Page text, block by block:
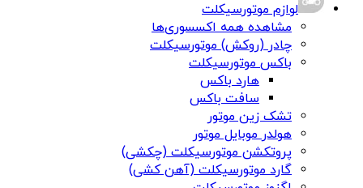
لوازم موتورسیکلت
مشاهده همه اکسسوری‌ها
چادر (روکش) موتورسیکلت
باکس موتورسیکلت
هارد باکس
سافت باکس
تشک زین موتور
هولدر موبایل موتور
پروتکشن موتورسیکلت (چکشی)
گارد موتورسیکلت (آهن کشی)